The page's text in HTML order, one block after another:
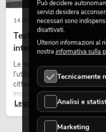
14.05.2026
Teste mobili outdoor:
intemperie per eventi
Le teste mobili outdoor
l’utilizzo all’aperto. Vengono
cittadine, concerti open-air,
installazioni temporanee
Leggi ora
Può decidere
servizi desidera
necessari sono
disattivati.
Ulteriori informazioni al
nostra informativa sulla
Tecnicamente
Analisi e
Marketing